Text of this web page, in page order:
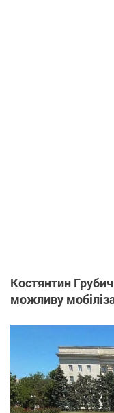
Костянтин
можливу